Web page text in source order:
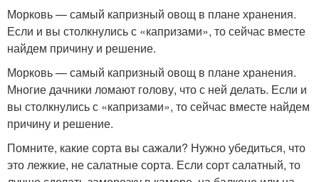
Морковь — самый капризный овощ в плане хранения.
Если и вы столкнулись с «капризами», то сейчас вместе
найдем причину и решение.
Морковь — самый капризный овощ в плане хранения.
Многие дачники ломают голову, что с ней делать. Если и
вы столкнулись с «капризами», то сейчас вместе найдем
причину и решение.
Помните, какие сорта вы сажали? Нужно убедиться, что
это лежкие, не салатные сорта. Если сорт салатный, то